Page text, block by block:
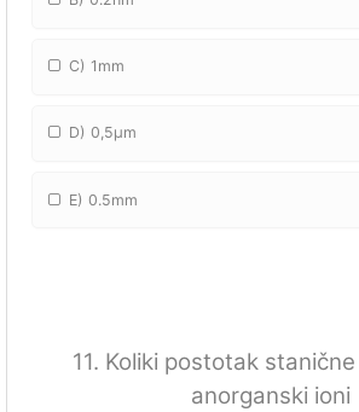
C) 1mm
D) 0,5µm
E) 0.5mm
11. Koliki postotak
anorganski ioni